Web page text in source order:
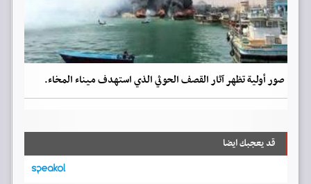
صور أولية تظهر آثار القصف الحوثي الذي استهدف ميناء المخاء.
قد يعجبك ايضا